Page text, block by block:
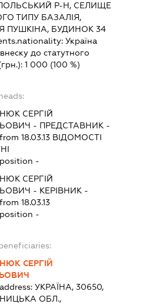
Р-Н, СЕЛИЩЕ
ТИПУ БАЗАЛІЯ,
ПУШКІНА, БУДИНОК 34
Україна
до статутного
1 000 (100 %)
СЕРГІЙ
- ПРЕДСТАВНИК -
18.03.13 ВІДОМОСТІ
-
СЕРГІЙ
- КЕРІВНИК -
18.03.13
-
СЕРГІЙ
УКРАЇНА, 30650,
ОБЛ.,